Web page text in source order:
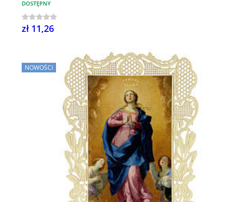
DOSTĘPNY
zł 11,26
NOWOŚCI